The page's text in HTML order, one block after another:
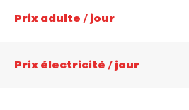
Prix adulte / jour
Prix électricité / jour